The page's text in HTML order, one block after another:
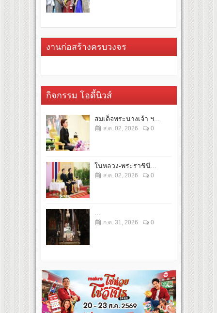
งานก่อสร้างครบวงจร
กิจกรรม โอดี้นิวส์
สมเด็จพระนางเจ้า ฯ...
ส.ค. 02, 2026 0
ในหลวง-พระราชินี...
ส.ค. 02, 2026 0
ก.ค. 31, 2026 0